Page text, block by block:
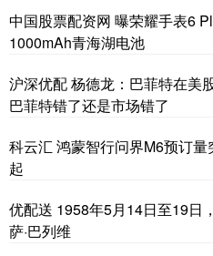
中国股票配资网 曝荣耀手表6
1000mAh青海湖电池
沪深优配 杨德龙：巴菲特在美
巴菲特错了还是市场错了
科云汇 鸿蒙智行问界M6预订
起
优配送 1958年5月14日至19日
萨·巴列维